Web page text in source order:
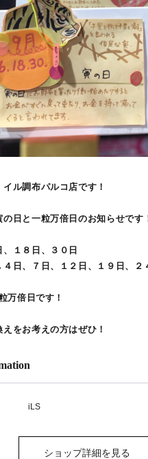
ル調布パルコ店です！
日と一粒万倍日のお知らせです
１８日、３０日
日、７日、１２日、１９日、２
万倍日です！
をお考えの方はぜひ！
iLS
ショップ詳細を見る